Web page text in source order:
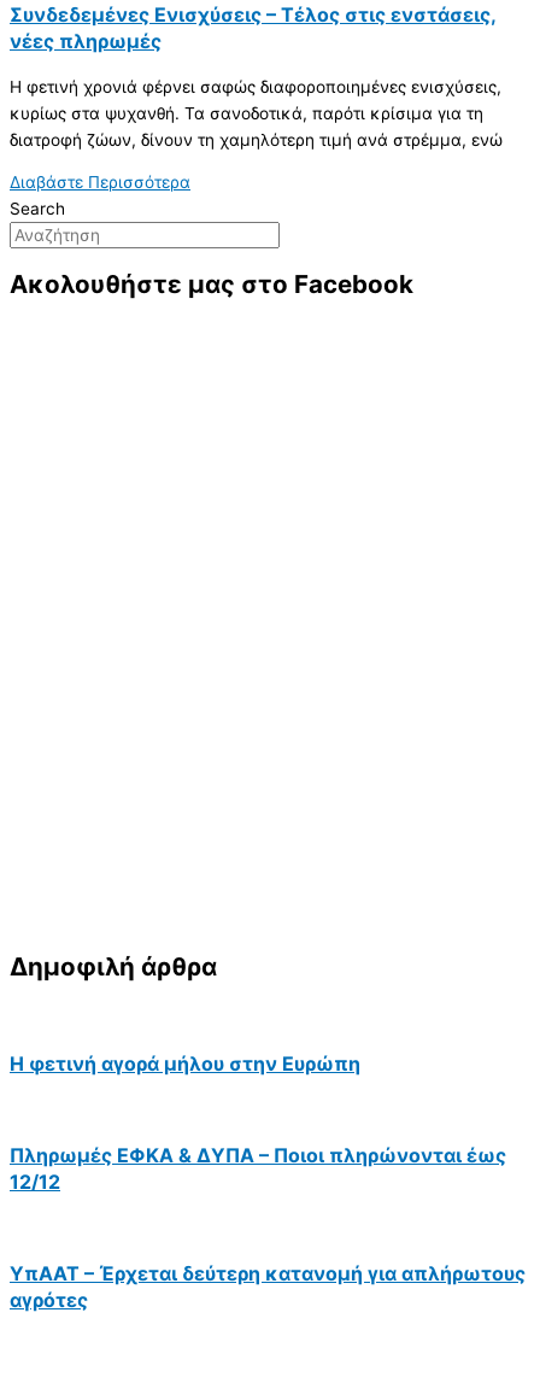
Συνδεδεμένες Ενισχύσεις – Τέλος στις ενστάσεις,
νέες πληρωμές
Η φετινή χρονιά φέρνει σαφώς διαφοροποιημένες ενισχύσεις,
κυρίως στα ψυχανθή. Τα σανοδοτικά, παρότι κρίσιμα για τη
διατροφή ζώων, δίνουν τη χαμηλότερη τιμή ανά στρέμμα, ενώ
Διαβάστε Περισσότερα
Search
Ακολουθήστε μας στο Facebook
Δημοφιλή άρθρα
Η φετινή αγορά μήλου στην Ευρώπη
Πληρωμές ΕΦΚΑ & ΔΥΠΑ – Ποιοι πληρώνονται έως
12/12
ΥπΑΑΤ – Έρχεται δεύτερη κατανομή για απλήρωτους
αγρότες